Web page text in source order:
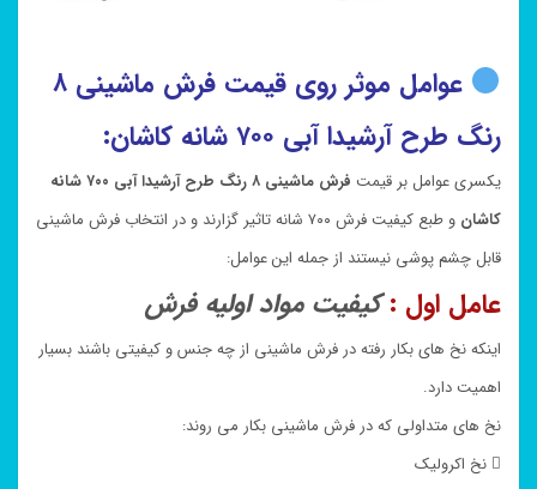
عوامل موثر روی قیمت فرش ماشینی ۸
رنگ طرح آرشیدا آبی ۷۰۰ شانه کاشان:
یکسری عوامل بر قیمت
فرش ماشینی ۸ رنگ طرح آرشیدا آبی ۷۰۰ شانه
کاشان
و طبع کیفیت فرش ۷۰۰ شانه تاثیر گزارند و در انتخاب فرش ماشینی
قابل چشم پوشی نیستند از جمله این عوامل:
عامل اول : کیفیت مواد اولیه فرش
اینکه نخ های بکار رفته در فرش ماشینی از چه جنس و کیفیتی باشند بسیار
اهمیت دارد.
نخ های متداولی که در فرش ماشینی بکار می روند:
 نخ اکرولیک